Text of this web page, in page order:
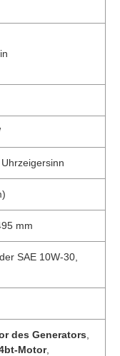
mm
SAE 10W-30,
des Generators
Motor,